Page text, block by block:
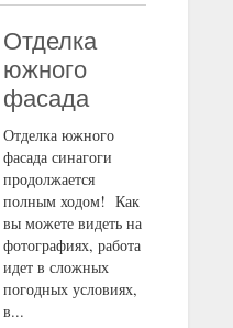
Отделка
южного
фасада
Отделка южного
фасада синагоги
продолжается
полным ходом! Как
вы можете видеть на
фотографиях, работа
идет в сложных
погодных условиях,
в...